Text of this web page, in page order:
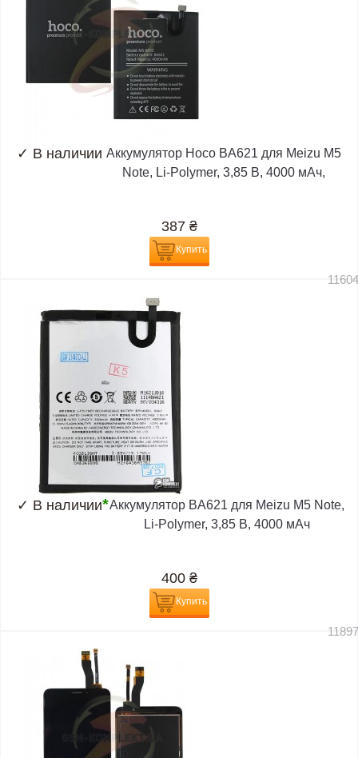
✓ В наличии Аккумулятор Hoco BA621 для Meizu M5
Note, Li-Polymer, 3,85 B, 4000 мАч,
387 ₴
Купить
✓ В наличии*Аккумулятор BA621 для Meizu M5 Note,
Li-Polymer, 3,85 B, 4000 мАч
400 ₴
Купить